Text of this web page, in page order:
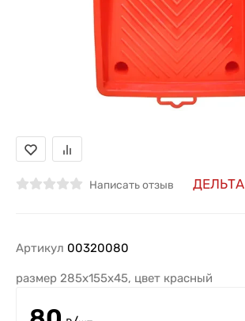
Написать отзыв ДЕЛЬТА
Артикул 00320080
размер 285х155х45, цвет красный